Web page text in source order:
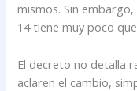
mismos. Sin
14 tiene muy poco
El decreto no detalla
aclaren el cambio,